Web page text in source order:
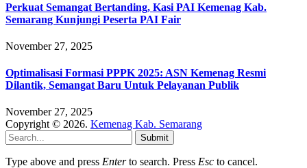
Perkuat Semangat Bertanding, Kasi PAI Kemenag Kab.
Semarang Kunjungi Peserta PAI Fair
November 27, 2025
Optimalisasi Formasi PPPK 2025: ASN Kemenag Resmi
Dilantik, Semangat Baru Untuk Pelayanan Publik
November 27, 2025
Copyright © 2026. Kemenag Kab. Semarang
Submit
Type above and press Enterto search. Press Esc to cancel.